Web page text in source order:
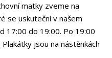
matky zveme na
se uskuteční v našem
17:00 do 19:00. Po 19:00
jsou na nástěnkách